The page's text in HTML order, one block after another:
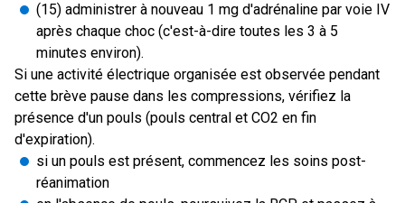
(15) administrer à nouveau 1 mg d'adrénaline par voie IV
après chaque choc (c'est-à-dire toutes les 3 à 5
minutes environ).
Si une activité électrique organisée est observée pendant
cette brève pause dans les compressions, vérifiez la
présence d'un pouls (pouls central et CO2 en fin
d'expiration).
si un pouls est présent, commencez les soins post-
réanimation